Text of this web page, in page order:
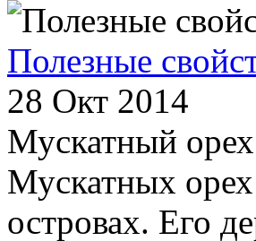
Полезные
28 Окт 2014
Мускатный
Мускатных
островах. Его